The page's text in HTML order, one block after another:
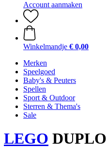
Account aanmaken
Winkelmandje € 0,00
Merken
Speelgoed
Baby's & Peuters
Spellen
Sport & Outdoor
Sterren & Thema's
Sale
LEGO